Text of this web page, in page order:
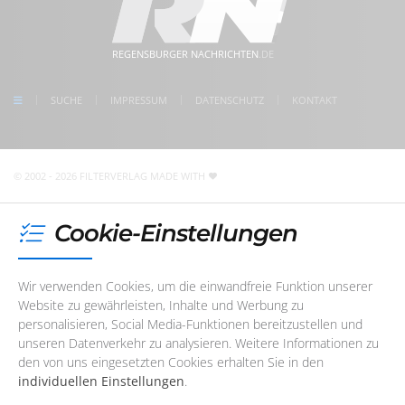
5 Min. Gehweg zum Bahnhof Regensburg
kostenlose Parkplätze direkt vor der Tür
meet us on facebook
08:30 - 17:00 Uhr
08:30 - 17:00 Uhr
08:30 - 17:00 Uhr
REGENSBURGER NACHRICHTEN.DE
SUCHE IMPRESSUM DATENSCHUTZ KONTAKT
© 2002 - 2026 FILTERVERLAG MADE WITH
Cookie-Einstellungen
Wir verwenden Cookies, um die einwandfreie Funktion unserer
Website zu gewährleisten, Inhalte und Werbung zu
personalisieren, Social Media-Funktionen bereitzustellen und
unseren Datenverkehr zu analysieren. Weitere Informationen zu
den von uns eingesetzten Cookies erhalten Sie in den
individuellen Einstellungen.